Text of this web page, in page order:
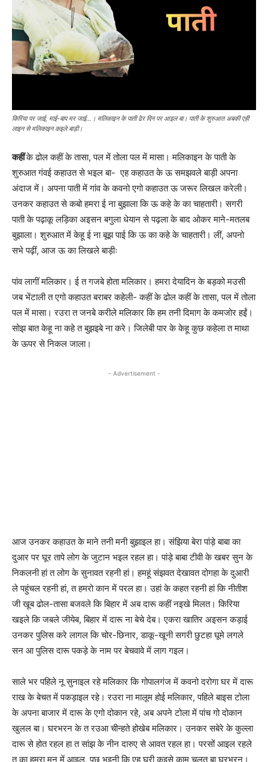
किरिया पर जाई, माई-बाप मर जाई...। मलिकाइन के पाती ढेर दिन पर आइल बा। पाती के शुरुआत अबकी एही
लाइन से मलिकाइन कइले बाड़ी।
कहींके ढोल कहीं के तासा, पल में तोला पल में मासा। मलिकाइन के पाती के
शुरुआत गंवई कहाउत से भइल बा- एह कहाउत के ऊ समझवले बाड़ी अपना
अंदाज में। अपना पाती में गांव के कवनो एगो कहाउत ऊ जरूर लिखल करेली।
उनकर कहाउत से कबो हमरा ई ना बुझाला कि ऊ कहे के का चाहतारी। सगरी
पाती के पढ़ाकू लड़िका अइसन बगुला धेयान से पढ़ला के बाद ओकर माने-मतलब
बुझाला। शुरुआत में केहू ई ना बूझ पाई कि ऊ का कहे के चाहतारी। लीं, अपनो
सभे पढ़ीं, आज ऊ का लिखले बाड़ीः
पांव लागीं मलिकार। ई त गजबे होता मलिकार। हमरा देयादिन के बड़को मउसी
जब भेंटाली त एगो कहाउत बराबर कहेली- कहीं के ढोल कहीं के तासा, पल में तोला
पल में मासा। रउरा त जनबे करीले मलिकार कि हम तनी दिमाग के कमजोर हईं।
सोझ बात केहू ना कहे त बुझइबे ना करे। जिलेबी पार के केहू कुछ कहेला त माथा
के ऊपर से निकल जाला।
- Advertisement -
आज उनकर कहाउत के माने तनी मनी बुझाइल हा। संझिया बेरा पांड़े बाबा का
दुआर पर घूर तापे लोग के जुटान भइल रहल हा। पांड़े बाबा टीवी के खबर सुन के
निकलनी हां त लोग के सुनावत रहनी हां। हमहूं संझवत देखावत दोगहा के दुआरी
ले पहुंचल रहनी हां, त हमरो कान में परल हा। उहां के कहत रहनी हां कि नीतीश
जी खूब ढोल-तासा बजवले कि बिहार में अब दारू कहीं नइखे मिलत। किरिया
खइले कि जबले जीयेब, बिहार में दारू ना बेचे देब। एकरा खातिर अइसन कड़ाई
उनकर पुलिस करे लागल कि चोर-छिनार, डाकू-खूनी सगरी छुटहा घूमे लगले
सन आ पुलिस दारू पकड़े के नाम पर बेचवावे में लाग गइल।
साले भर पहिले नू सुनाइल रहे मलिकार कि गोपालगंज में कवनो दरोगा घर में दारू
राख के बेचत में पकड़ाइल रहे। रउरा ना मालूम होई मलिकार, पहिले बाइस टोला
के अपना बाजार में दारू के एगो दोकान रहे, अब अपने टोला में पांच गो दोकान
खुलल बा। घरभरन के त रउआ चीन्हते होखेब मलिकार। उनकर सबेरे के कुल्ला
दारू से होत रहल हा त सांझ के नीन दारुए से आवत रहल हा। परसों आइल रहले
त का हमरा मन में आइल, पूछ भइनी कि एह घरी कइसे काम चलत बा घरभरन।